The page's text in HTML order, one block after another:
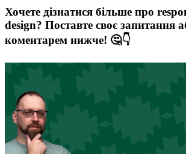
Хочете дізнатися більше про
design? Поставте своє запитання
коментарем нижче! 🤔👇